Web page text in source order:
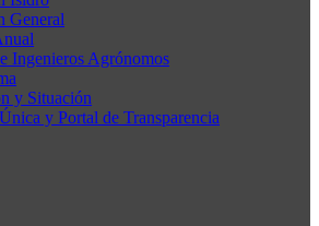
General
Ingenieros Agrónomos
y Situación
y Portal de Transparencia